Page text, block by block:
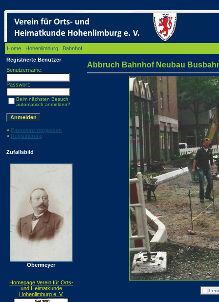
Home Hohenlimburg Bahnhof
Registrierte Benutzer
Benutzername:
Passwort:
Beim nächsten Besuch
automatisch anmelden?
» Password vergessen
» Registrierung
Zufallsbild
Obermeyer
Homepage Verein für Orts-
und Heimatkunde
Hohenlimburg e. V.
Abbruch Bahnhof Neubau